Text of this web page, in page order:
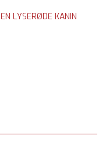
LYSERØDE KANIN